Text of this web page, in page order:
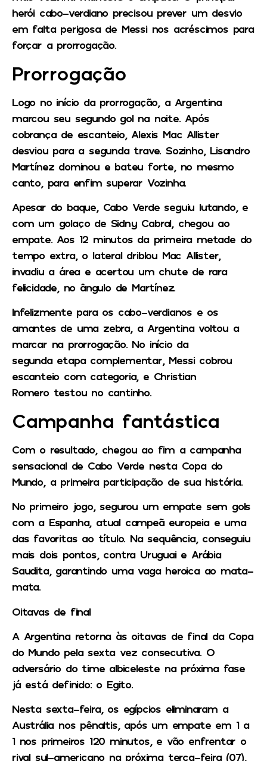
herói cabo-verdiano precisou prever um desvio
em falta perigosa de Messi nos acréscimos para
forçar a prorrogação.
Prorrogação
Logo no início da prorrogação, a Argentina
marcou seu segundo gol na noite. Após
cobrança de escanteio, Alexis Mac Allister
desviou para a segunda trave. Sozinho, Lisandro
Martínezdominou e bateu forte, no mesmo
canto, para enfim superar Vozinha.
Apesar do baque, Cabo Verde seguiu lutando, e
com um golaço de Sidny Cabral, chegou ao
empate. Aos 12 minutos da primeira metade do
tempo extra, o lateral driblou Mac Allister,
invadiu a área e acertou um chute de rara
felicidade, no ângulo de Martínez.
Infelizmente para os cabo-verdianos e os
amantes de uma zebra, a Argentina voltou a
marcar na prorrogação. No início da
segunda etapa complementar, Messi cobrou
escanteio com categoria, e Christian
Romerotestou no cantinho.
Campanha fantástica
Com o resultado, chegou ao fim a campanha
sensacional de Cabo Verde nesta Copa do
Mundo, a primeira participação de sua história.
No primeiro jogo, segurou um empate sem gols
com a Espanha, atual campeã europeia e uma
das favoritas ao título. Na sequência, conseguiu
mais dois pontos, contra Uruguai e Arábia
Saudita, garantindo uma vaga heroica ao mata-
mata.
Oitavas de final
A Argentina retorna às oitavas de final da Copa
do Mundo pela sexta vez consecutiva. O
adversário do time albiceleste na próxima fase
já está definido: o Egito.
Nesta sexta-feira, os egípcios eliminaram a
Austrália nos pênaltis, após um empate em 1 a
1 nos primeiros 120 minutos, e vão enfrentar o
rival sul-americano na próxima terça-feira (07),